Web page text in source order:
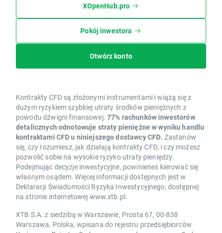
XOpenHub.pro
Pokój inwestora
Otwórz konto
Kontrakty CFD są złożonymi instrumentami i wiążą się z
dużym ryzykiem szybkiej utraty środków pieniężnych z
powodu dźwigni finansowej. 77% rachunków inwestorów
detalicznych odnotowuje straty pieniężne w wyniku handlu
kontraktami CFD u niniejszego dostawcy CFD. Zastanów
się, czy rozumiesz, jak działają kontrakty CFD, i czy możesz
pozwolić sobie na wysokie ryzyko utraty pieniędzy.
Podejmując decyzje inwestycyjne, powinieneś kierować się
własnym osądem. Więcej informacji dostępnych jest w
Deklaracji Świadomości Ryzyka Inwestycyjnego, dostępnej
na stronie internetowej www.xtb.pl.
XTB S.A. z siedzibą w Warszawie, Prosta 67, 00-838
Warszawa, Polska, wpisana do rejestru przedsiębiorców